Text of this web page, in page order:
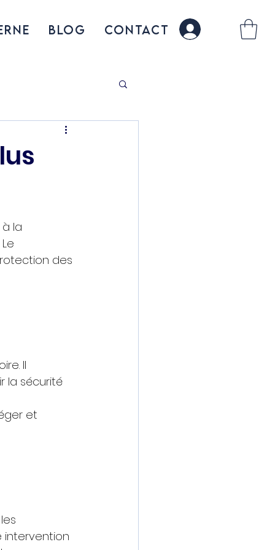
BLOG CONTACT connexion
la
des
Il
la sécurité
et
intervention